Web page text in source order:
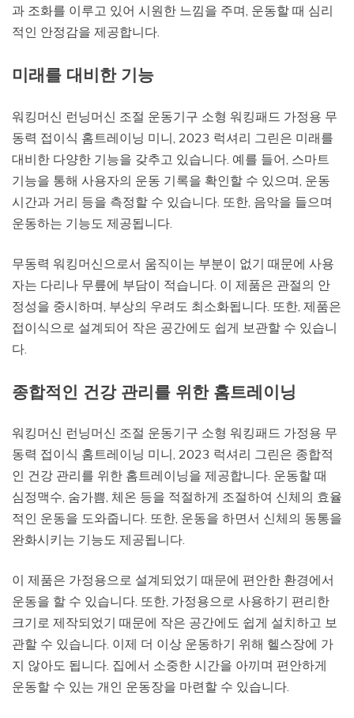
과 조화를 이루고 있어 시원한 느낌을 주며, 운동할 때 심리
적인 안정감을 제공합니다.
미래를 대비한 기능
워킹머신 런닝머신 조절 운동기구 소형 워킹패드 가정용 무
동력 접이식 홈트레이닝 미니, 2023 럭셔리 그린은 미래를
대비한 다양한 기능을 갖추고 있습니다. 예를 들어, 스마트
기능을 통해 사용자의 운동 기록을 확인할 수 있으며, 운동
시간과 거리 등을 측정할 수 있습니다. 또한, 음악을 들으며
운동하는 기능도 제공됩니다.
무동력 워킹머신으로서 움직이는 부분이 없기 때문에 사용
자는 다리나 무릎에 부담이 적습니다. 이 제품은 관절의 안
정성을 중시하며, 부상의 우려도 최소화됩니다. 또한, 제품은
접이식으로 설계되어 작은 공간에도 쉽게 보관할 수 있습니
다.
종합적인 건강 관리를 위한 홈트레이닝
워킹머신 런닝머신 조절 운동기구 소형 워킹패드 가정용 무
동력 접이식 홈트레이닝 미니, 2023 럭셔리 그린은 종합적
인 건강 관리를 위한 홈트레이닝을 제공합니다. 운동할 때
심정맥수, 숨가쁨, 체온 등을 적절하게 조절하여 신체의 효율
적인 운동을 도와줍니다. 또한, 운동을 하면서 신체의 동통을
완화시키는 기능도 제공됩니다.
이 제품은 가정용으로 설계되었기 때문에 편안한 환경에서
운동을 할 수 있습니다. 또한, 가정용으로 사용하기 편리한
크기로 제작되었기 때문에 작은 공간에도 쉽게 설치하고 보
관할 수 있습니다. 이제 더 이상 운동하기 위해 헬스장에 가
지 않아도 됩니다. 집에서 소중한 시간을 아끼며 편안하게
운동할 수 있는 개인 운동장을 마련할 수 있습니다.